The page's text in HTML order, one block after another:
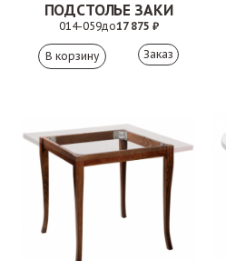
ПОДСТОЛЬЕ ЗАКИ
014-059до17 875 ₽
Заказ